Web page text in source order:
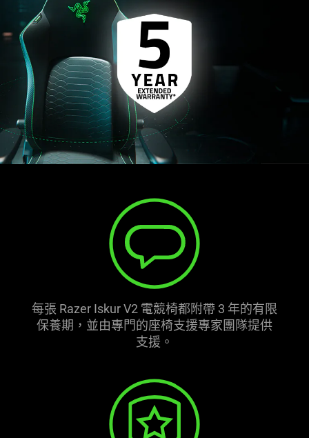
每張 Razer Iskur V2 電競椅都附帶 3 年的有限
保養期，並由專門的座椅支援專家團隊提供
支援 。